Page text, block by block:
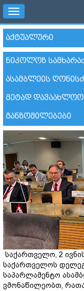
Toggle
navigation
ᲐᲥᲢᲣᲐᲚᲣᲠᲘ
ᲜᲘᲙᲝᲚᲝᲖ
ᲐᲡᲐᲛᲑᲚᲔᲘᲡ
ᲛᲔᲢᲐᲓ
ᲒᲐᲜᲖᲝᲛᲘᲚᲔᲑᲔᲑᲘ
საქართველო, 2
საქართველოს
საპარლამენტო
ვმონაწილეობთ,